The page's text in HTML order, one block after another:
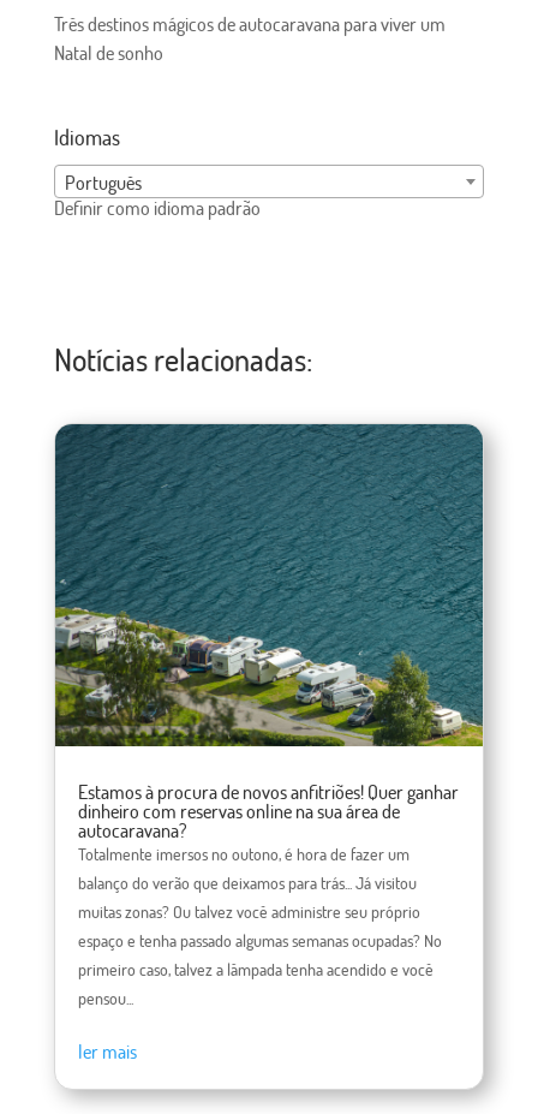
Três destinos mágicos de autocaravana para viver um
Natal de sonho
Idiomas
Português
Definir como idioma padrão
Notícias relacionadas:
Estamos à procura de novos anfitriões! Quer ganhar
dinheiro com reservas online na sua área de
autocaravana?
Totalmente imersos no outono, é hora de fazer um
balanço do verão que deixamos para trás... Já visitou
muitas zonas? Ou talvez você administre seu próprio
espaço e tenha passado algumas semanas ocupadas? No
primeiro caso, talvez a lâmpada tenha acendido e você
pensou...
ler mais